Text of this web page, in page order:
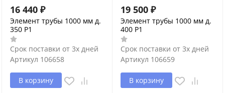
16 440 ₽
Элемент трубы 1000 мм д.
350 P1
Срок поставки от 3х дней
Артикул 106658
В корзину
19 500 ₽
Элемент трубы 1000 мм д.
400 P1
Срок поставки от 3х дней
Артикул 106659
В корзину